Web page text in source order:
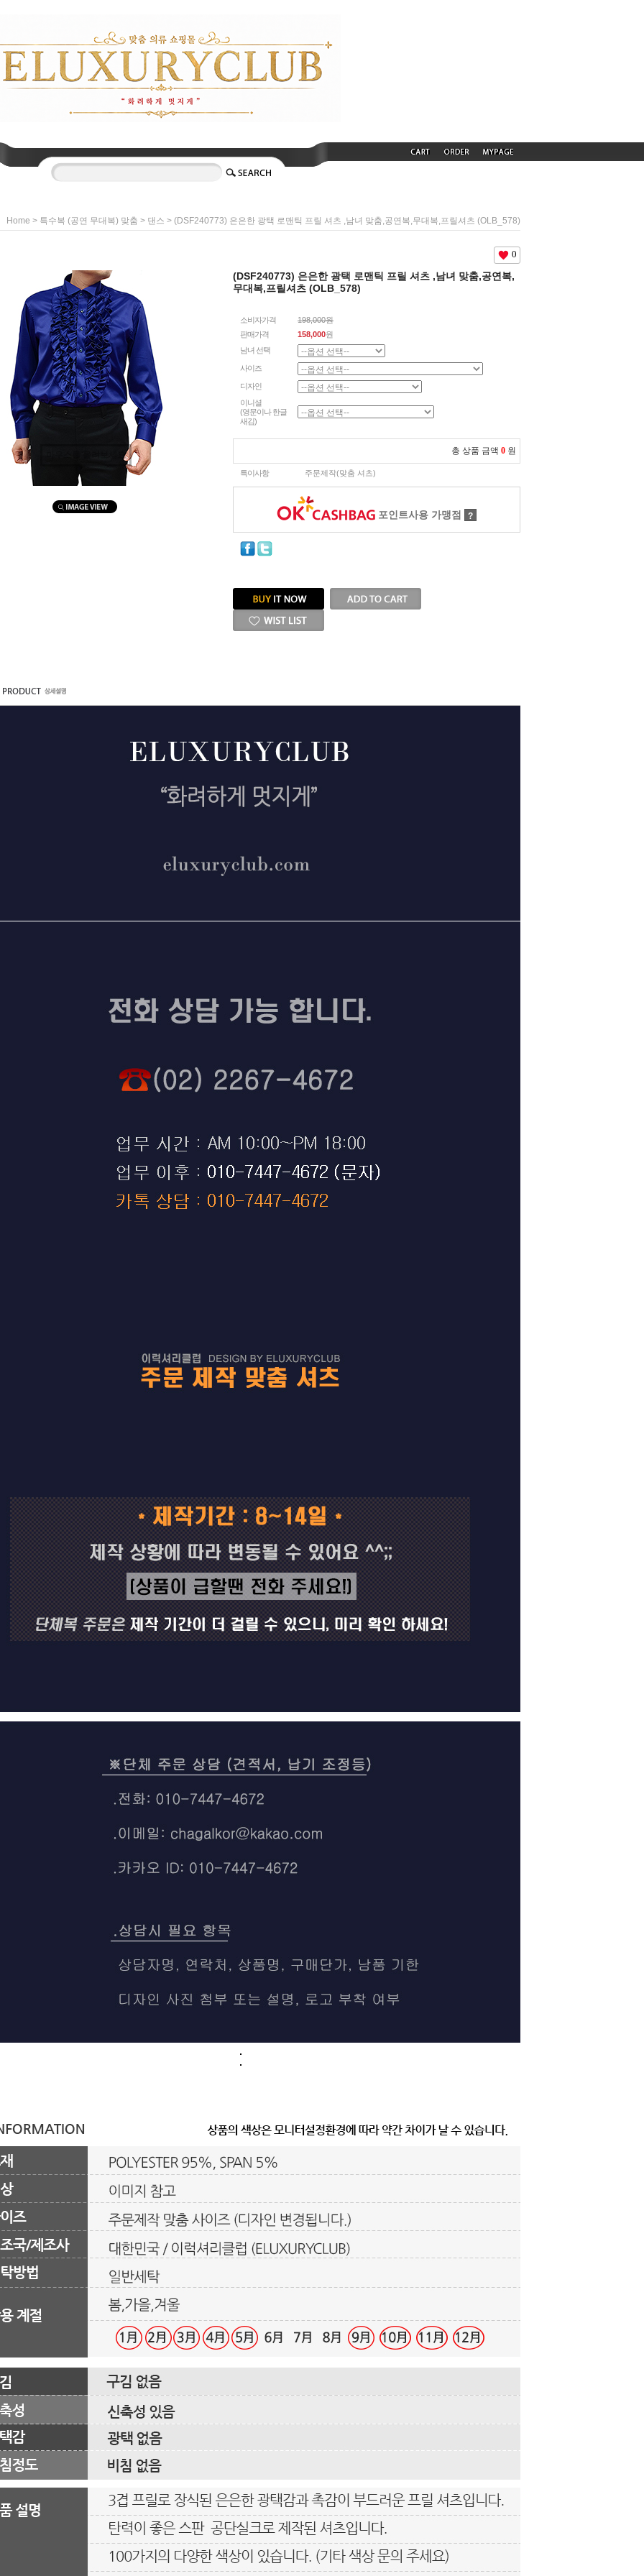
Home > 특수복 (공연 무대복) 맞춤 > 댄스 > (DSF240773) 은은한 광택 로맨틱 프릴 셔츠 ,남녀 맞춤,공연복,무대복,프릴셔츠 (OLB_578)
마우스를 올려보세요
0
(DSF240773) 은은한 광택 로맨틱 프릴 셔츠 ,남녀 맞춤,공연복,
무대복,프릴셔츠 (OLB_578)
소비자가격
198,000원
판매가격
158,000원
남녀 선택
사이즈
디자인
이니셜
(영문이나 한글
새김)
총 상품 금액 0 원
특이사항 주문제작(맞춤 셔츠)
포인트사용 가맹점 ?